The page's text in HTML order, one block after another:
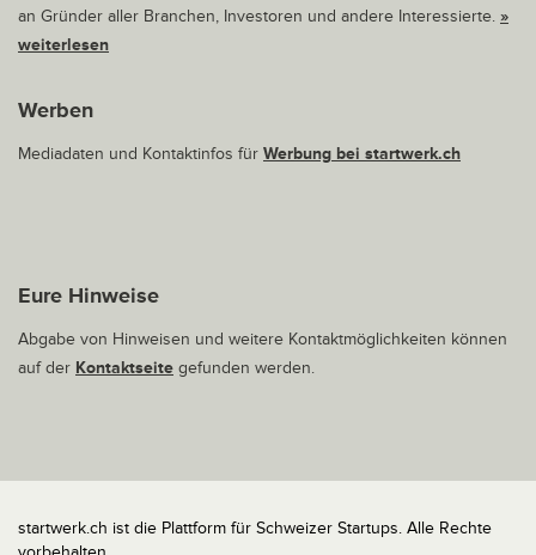
an Gründer aller Branchen, Investoren und andere Interessierte. »
weiterlesen
Werben
Mediadaten und Kontaktinfos für Werbung bei startwerk.ch
Eure Hinweise
Abgabe von Hinweisen und weitere Kontaktmöglichkeiten können
auf der Kontaktseite gefunden werden.
startwerk.ch ist die Plattform für Schweizer Startups. Alle Rechte